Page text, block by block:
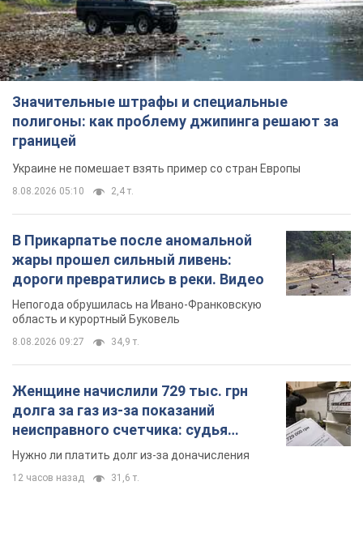
Значительные штрафы и специальные
полигоны: как проблему джипинга решают за
границей
Украине не помешает взять пример со стран Европы
8.08.2026 05:10 2,4 т.
В Прикарпатье после аномальной
жары прошел сильный ливень:
дороги превратились в реки. Видео
Непогода обрушилась на Ивано-Франковскую
область и курортный Буковель
8.08.2026 09:27 34,9 т.
Женщине начислили 729 тыс. грн
долга за газ из-за показаний
неисправного счетчика: судья
вынес неожиданное решение
Нужно ли платить долг из-за доначисления
12 часов назад 31,6 т.